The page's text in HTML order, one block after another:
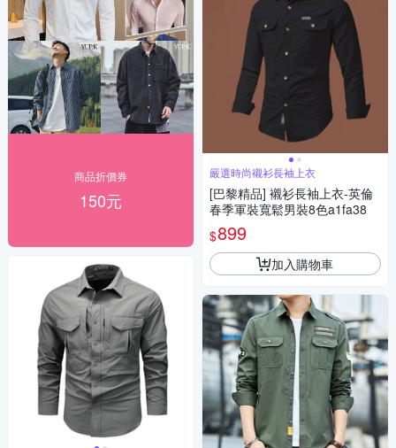
商品折價券
150元
嚴選時尚襯衫長袖上衣
[巴黎精品] 襯衫長袖上衣-英倫
春季軍裝寬鬆男裝8色a1fa38
$899
加入購物車